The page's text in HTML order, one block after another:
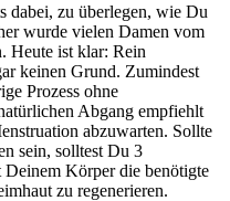
dabei, zu überlegen, wie Du
wurde vielen Damen vom
Heute ist klar: Rein
keinen Grund. Zumindest
Prozess ohne
Abgang empfiehlt
abzuwarten. Sollte
sein, solltest Du 3
Körper die benötigte
zu regenerieren.